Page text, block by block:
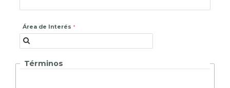
Área de Interés
Términos